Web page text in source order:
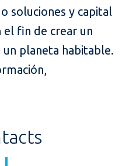
soluciones y capital
fin de crear un
planeta habitable.